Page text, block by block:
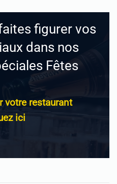
figurer vos
dans nos
Fêtes
votre restaurant
ici